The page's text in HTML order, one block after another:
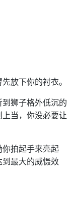
放下你的衬衣。
狮子格外低沉的
当，你没必要让
拍起手来亮起
最大的威慑效